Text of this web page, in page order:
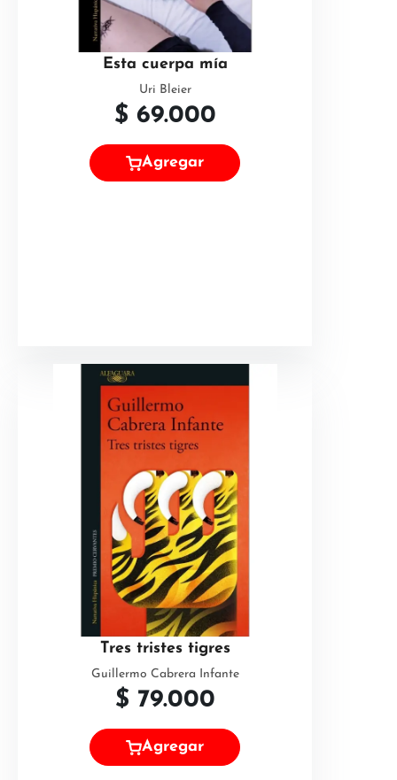
Esta cuerpa mía
Uri Bleier
$ 69.000
Agregar
Tres tristes tigres
Guillermo Cabrera Infante
$ 79.000
Agregar